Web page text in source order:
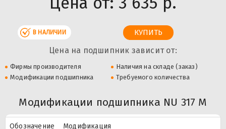
В НАЛИЧИИ
Цена на подшипник зависит от:
Фирмы производителя
Наличия на складе (заказ)
Модификации подшипника
Требуемого количества
Модификации подшипника NU 317 M
Обозначение
Модификация